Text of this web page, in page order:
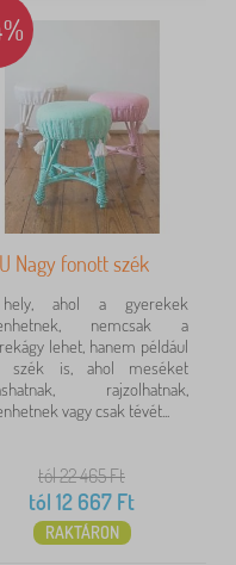
Nagy fonott szék
ahol a gyerekek
nemcsak a
lehet, hanem például
szék is, ahol meséket
rajzolhatnak,
vagy csak tévét...
tól 22 465Ft
tól 12 667 Ft
RAKTÁRON